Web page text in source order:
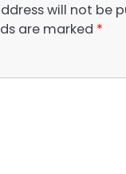
will not be
are marked *